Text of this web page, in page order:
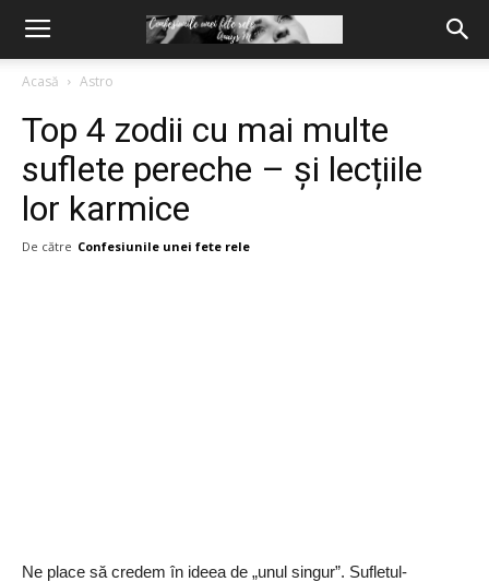
Acasă Astro
Top 4 zodii cu mai multe
suflete pereche – și lecțiile
lor karmice
De către Confesiunile unei fete rele
Ne place să credem în ideea de „unul singur”. Sufletul-